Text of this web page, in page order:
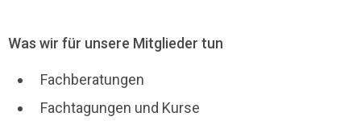
Was wir für unsere Mitglieder tun
Fachberatungen
Fachtagungen und Kurse